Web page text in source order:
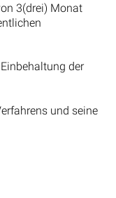
3(drei) Monat
der
und seine